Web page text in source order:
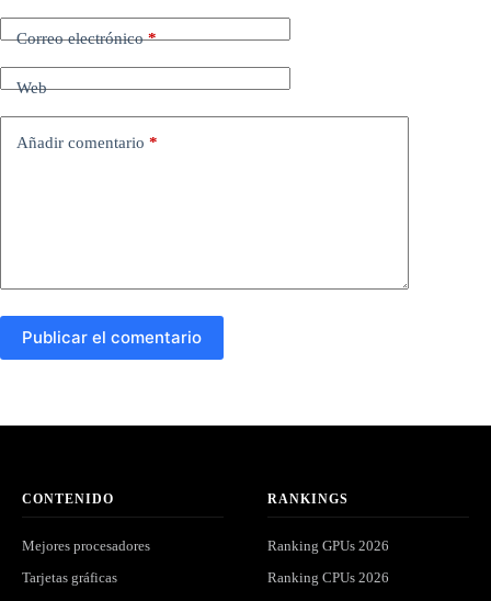
Correo electrónico*
Web
Añadir comentario *
Publicar el comentario
CONTENIDO
Mejores procesadores
Tarjetas gráficas
RANKINGS
Ranking GPUs 2026
Ranking CPUs 2026